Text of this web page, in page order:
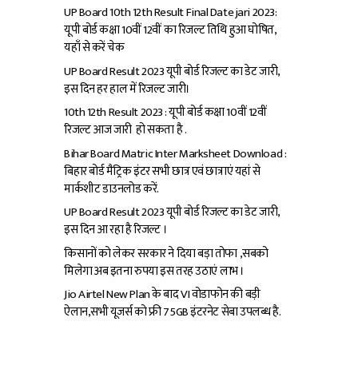
UP Board 10th 12th Result Final Date jari 2023:
यूपी बोर्ड कक्षा 10वीं 12वीं का रिजल्ट तिथि हुआ घोषित,
यहाँ से करें चेक
UP Board Result 2023 यूपी बोर्ड रिजल्ट का डेट जारी,
इस दिन हर हाल में रिजल्ट जारी।
10th 12th Result 2023 : यूपी बोर्ड कक्षा 10वीं 12वीं
रिजल्ट आज जारी हो सकता है .
Bihar Board Matric Inter Marksheet Download :
बिहार बोर्ड मैट्रिक इंटर सभी छात्र एवं छात्राएं यहां से
मार्कशीट डाउनलोड करें.
UP Board Result 2023 यूपी बोर्ड रिजल्ट का डेट जारी,
इस दिन आ रहा है रिजल्ट ।
किसानों को लेकर सरकार ने दिया बड़ा तोफा ,सबको
मिलेगा अब इतना रुपया इस तरह उठाएं लाभ ।
Jio Airtel New Plan के बाद VI वोडाफोन की बड़ी
ऐलान,सभी यूजर्स को फ्री 75GB इंटरनेट सेबा उपलब्ध है.